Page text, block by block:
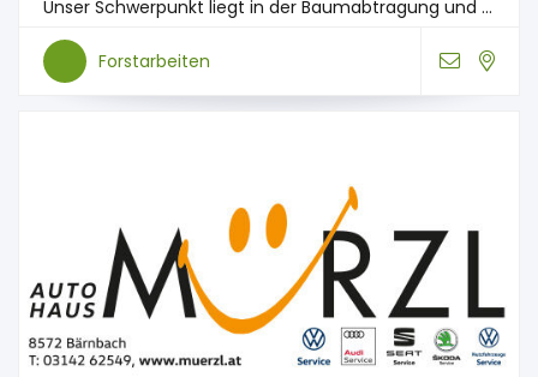
Unser Schwerpunkt liegt in der Baumabtragung und ...
Forstarbeiten